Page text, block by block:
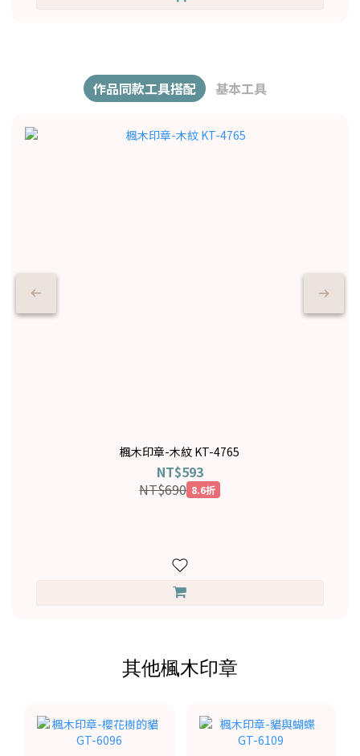
作品同款工具搭配 基本工具
楓木印章-木紋 KT-4765
NT$593
NT$690 8.6折
其他楓木印章